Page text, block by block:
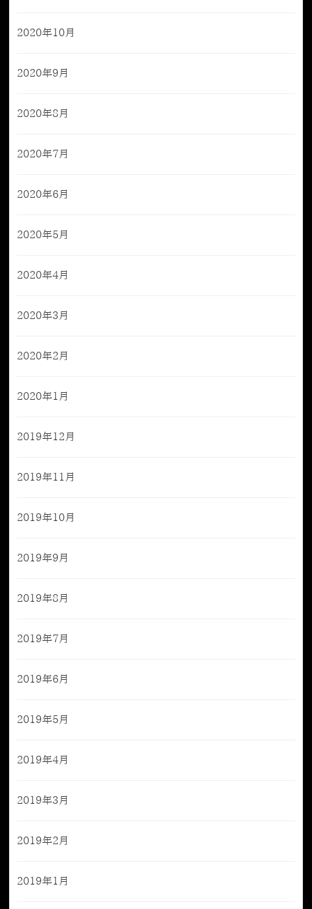
2020年10月
2020年9月
2020年8月
2020年7月
2020年6月
2020年5月
2020年4月
2020年3月
2020年2月
2020年1月
2019年12月
2019年11月
2019年10月
2019年9月
2019年8月
2019年7月
2019年6月
2019年5月
2019年4月
2019年3月
2019年2月
2019年1月